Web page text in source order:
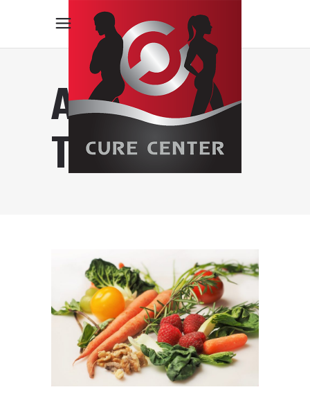
ANTIAGE
TAG